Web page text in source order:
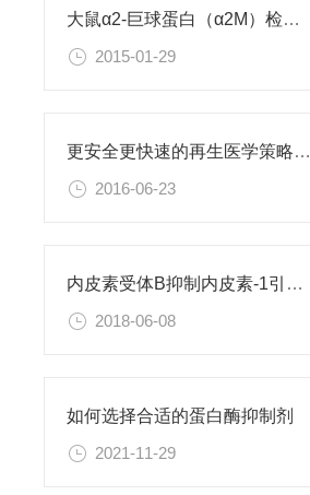
大鼠α2-巨球蛋白（α2M）检测试剂盒
2015-01-29
更安全更快速的再生医学策略：利用直接重编程改变细胞身份
2016-06-23
内皮素受体B抑制内皮素-1引起的肝星状细胞活化
2018-06-08
如何选择合适的蛋白酶抑制剂
2021-11-29